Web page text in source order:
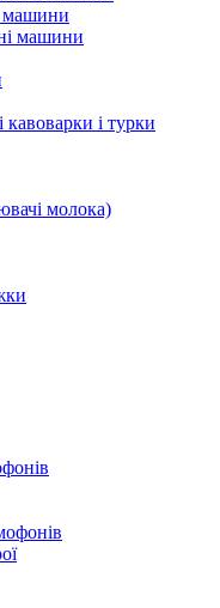
машини
машини
кавоварки і турки
молока)